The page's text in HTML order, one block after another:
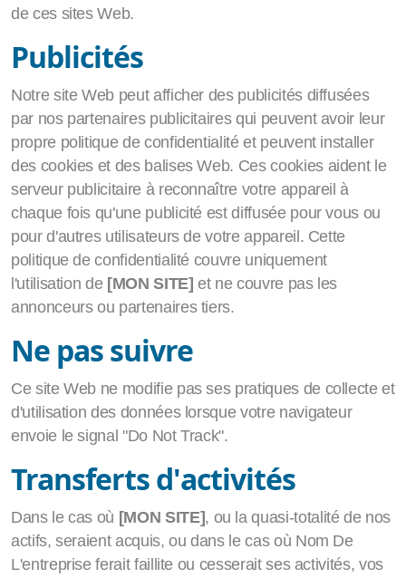
de ces sites Web.
Publicités
Notre site Web peut afficher des publicités diffusées
par nos partenaires publicitaires qui peuvent avoir leur
propre politique de confidentialité et peuvent installer
des cookies et des balises Web. Ces cookies aident le
serveur publicitaire à reconnaître votre appareil à
chaque fois qu'une publicité est diffusée pour vous ou
pour d'autres utilisateurs de votre appareil. Cette
politique de confidentialité couvre uniquement
l'utilisation de [MON SITE] et ne couvre pas les
annonceurs ou partenaires tiers.
Ne pas suivre
Ce site Web ne modifie pas ses pratiques de collecte et
d'utilisation des données lorsque votre navigateur
envoie le signal "Do Not Track".
Transferts d'activités
Dans le cas où [MON SITE], ou la quasi-totalité de nos
actifs, seraient acquis, ou dans le cas où Nom De
L'entreprise ferait faillite ou cesserait ses activités, vos